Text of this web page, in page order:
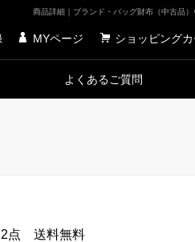
商品詳細｜ブランド・バッグ財布（中古品
MYページ ショッピングカ
よくあるご質問
2点 送料無料